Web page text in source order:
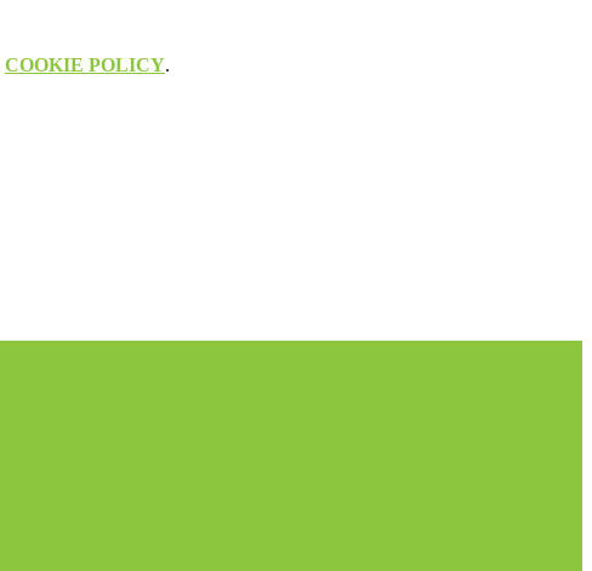
COOKIE POLICY.